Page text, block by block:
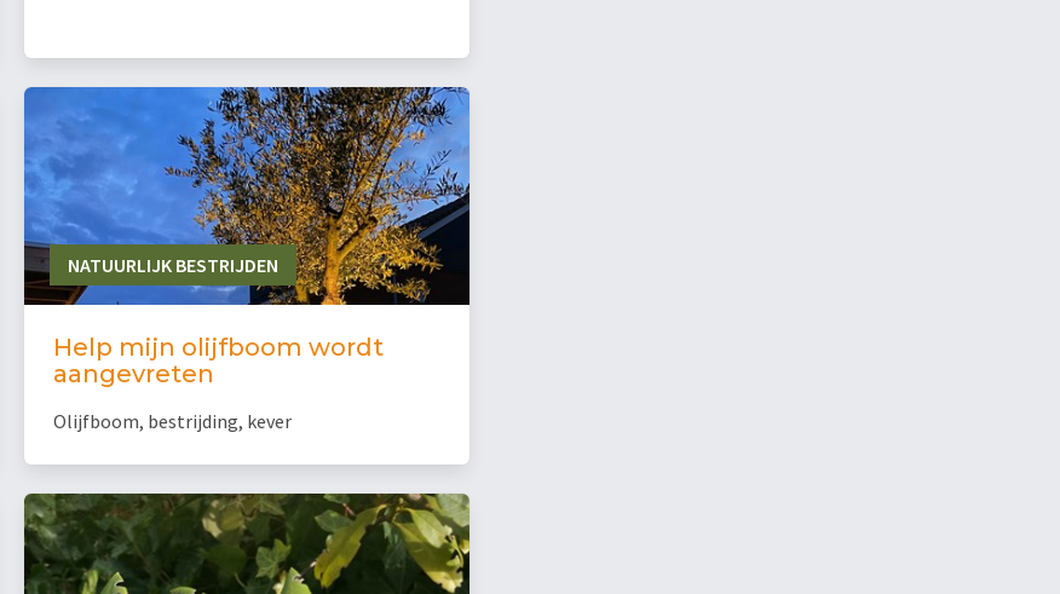
NATUURLIJK BESTRIJDEN
Help mijn olijfboom wordt
aangevreten
Olijfboom, bestrijding, kever